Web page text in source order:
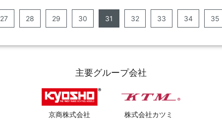
27 28 29 30 31 32 33 34 35
主要グループ会社
京商株式会社 株式会社カツミ